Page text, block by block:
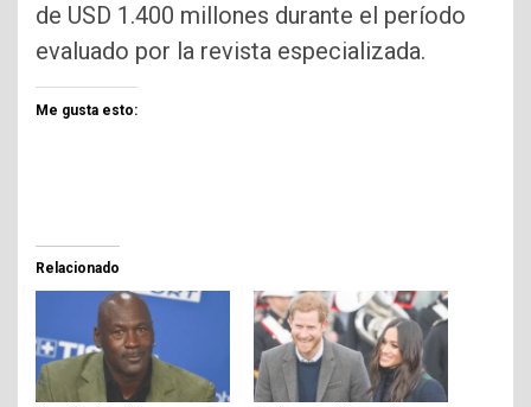
de USD 1.400 millones durante el período
evaluado por la revista especializada.
Me gusta esto:
Relacionado